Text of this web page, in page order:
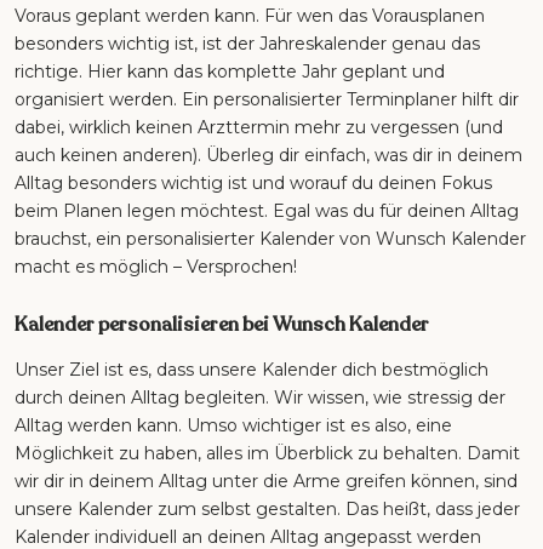
Voraus geplant werden kann. Für wen das Vorausplanen
besonders wichtig ist, ist der Jahreskalender genau das
richtige. Hier kann das komplette Jahr geplant und
organisiert werden. Ein personalisierter Terminplaner hilft dir
dabei, wirklich keinen Arzttermin mehr zu vergessen (und
auch keinen anderen). Überleg dir einfach, was dir in deinem
Alltag besonders wichtig ist und worauf du deinen Fokus
beim Planen legen möchtest. Egal was du für deinen Alltag
brauchst, ein personalisierter Kalender von Wunsch Kalender
macht es möglich – Versprochen!
Kalender personalisieren bei Wunsch Kalender
Unser Ziel ist es, dass unsere Kalender dich bestmöglich
durch deinen Alltag begleiten. Wir wissen, wie stressig der
Alltag werden kann. Umso wichtiger ist es also, eine
Möglichkeit zu haben, alles im Überblick zu behalten. Damit
wir dir in deinem Alltag unter die Arme greifen können, sind
unsere Kalender zum selbst gestalten. Das heißt, dass jeder
Kalender individuell an deinen Alltag angepasst werden